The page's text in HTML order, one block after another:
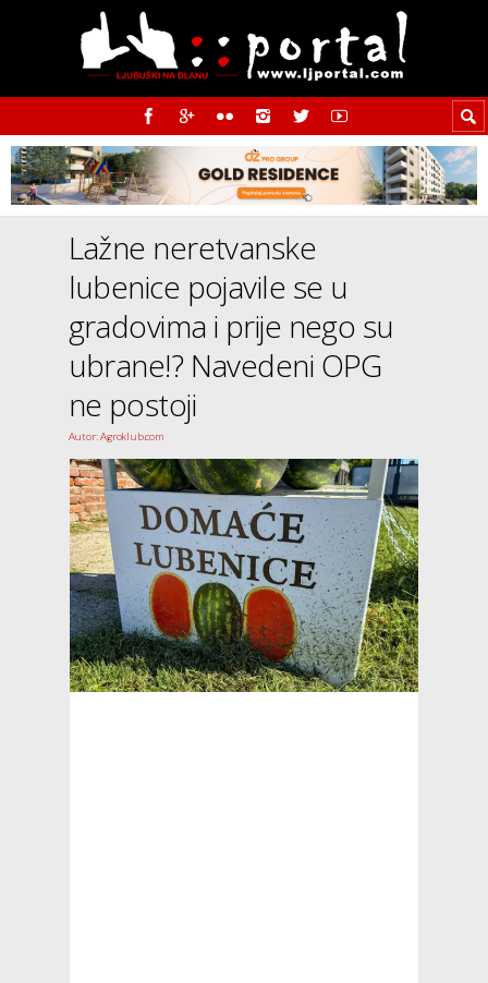
Lažne neretvanske
lubenice pojavile se u
gradovima i prije nego su
ubrane!? Navedeni OPG
ne postoji
Autor: Agroklub.com